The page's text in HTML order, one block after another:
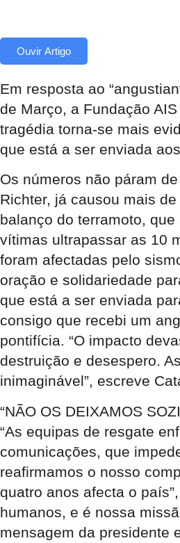
Ouvir Artigo
Em resposta ao
de Março, a Fundação
tragédia torna-se mais
que está a ser enviada
Os números não páram
Richter, já causou mais
balanço do terramoto,
vítimas ultrapassar as 10
foram afectadas pelo
oração e solidariedade
que está a ser enviada
consigo que recebi um
pontifícia. “O impacto
destruição e desespero.
inimaginável”, escreve
“NÃO OS DEIXAMOS
“As equipas de resgate
comunicações, que
reafirmamos o nosso
quatro anos afecta o
humanos, e é nossa
mensagem da presidente